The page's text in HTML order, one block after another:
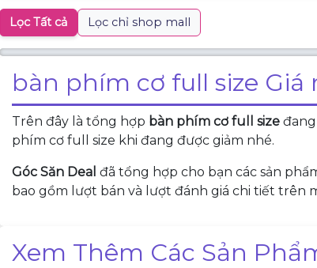
Lọc Tất cả Lọc chỉ shop mall
bàn phím cơ full size Giá
Trên đây là tổng hợp bàn phím cơ full size
phím cơ full size khi đang được giảm nhé.
Góc Săn Deal đã tổng hợp cho bạn các sản
bao gồm lượt bán và lượt đánh giá chi tiết trên
Xem Thêm Các Sản